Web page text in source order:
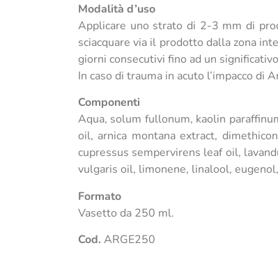
Modalità d’uso
Applicare uno strato di 2-3 mm di
sciacquare via il prodotto dalla zona
giorni consecutivi fino ad un
In caso di trauma in acuto l’impacco di
Componenti
Aqua, solum fullonum, kaolin
oil, arnica montana extract,
cupressus sempervirens leaf oil,
vulgaris oil, limonene, linalool,
Formato
Vasetto da 250 ml.
Cod. ARGE250